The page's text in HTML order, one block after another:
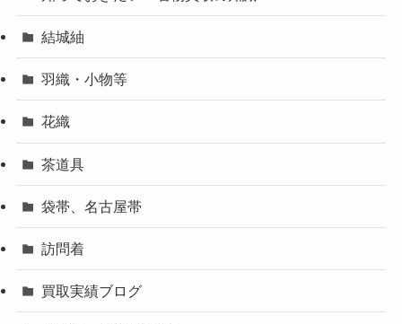
結城紬
羽織・小物等
花織
茶道具
袋帯、名古屋帯
訪問着
買取実績ブログ